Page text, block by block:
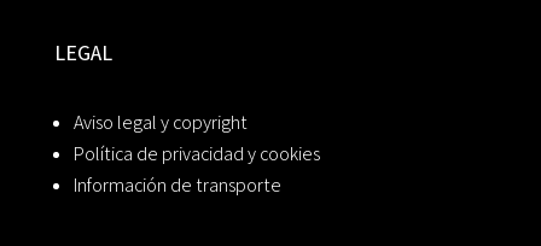
LEGAL
Aviso legal y copyright
Política de privacidad y cookies
Información de transporte